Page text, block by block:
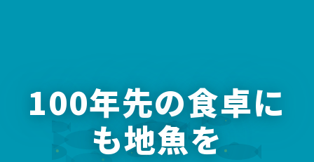
100年先の食卓に
も地魚を